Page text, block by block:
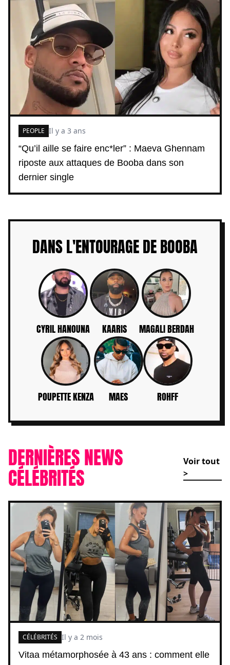
“Qu’il aille se faire enc*ler” : Maeva Ghennam
riposte aux attaques de Booba dans son
dernier single
PEOPLE Il y a 3 ans
DANS L'ENTOURAGE DE BOOBA
CYRIL HANOUNA KAARIS MAGALI BERDAH
POUPETTE KENZA MAES ROHFF
DERNIÈRES NEWS
CÉLÉBRITÉS
Voir tout
>
Vitaa métamorphosée à 43 ans : comment elle
CÉLÉBRITÉS Il y a 2 mois